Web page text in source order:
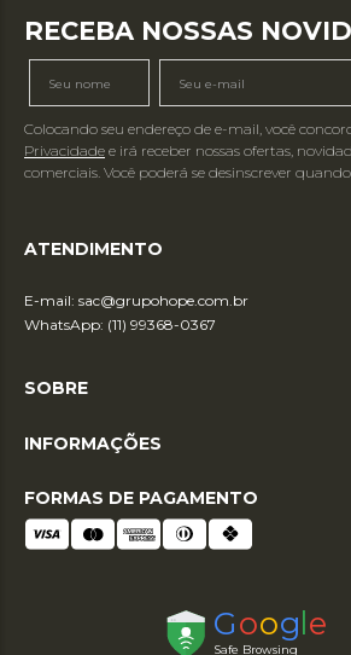
RECEBA NOSSAS
Colocando seu endereço de e-mail, você
Privacidade e irá receber nossas ofertas,
comerciais. Você poderá se desinscrever
ATENDIMENTO
E-mail: sac@grupohope.com.br
WhatsApp: (11) 99368-0367
SOBRE
INFORMAÇÕES
FORMAS DE PAGAMENTO